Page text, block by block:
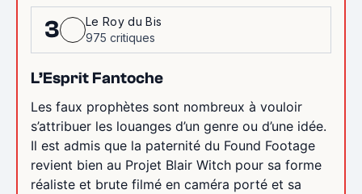
3
Le Roy du Bis
975 critiques
L’Esprit Fantoche
Les faux prophètes sont nombreux à vouloir
s’attribuer les louanges d’un genre ou d’une idée.
Il est admis que la paternité du Found Footage
revient bien au Projet Blair Witch pour sa forme
réaliste et brute filmé en caméra porté et sa